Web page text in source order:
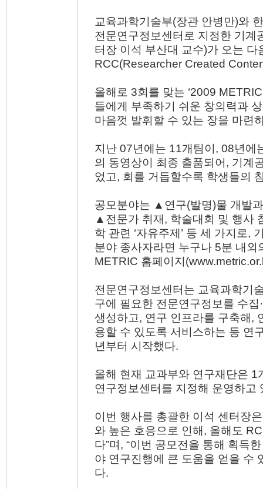
교육과학기술부(장관 안병만)와
전문연구정보센터로 지정한 기계
터장 이석 부산대 교수)가 오는 다
RCC(Researcher Created
올해로 3회를 맞는 ‘2009
들에게 부족하기 쉬운 창의력과
마음껏 발휘할 수 있는 장을 마련
지난 07년에는 11개팀이, 08년에
의 동영상이 최종 출품되어, 기계
었고, 회를 거듭할수록 학생들의
공모분야는 ▲연구(발명)물 개발과
▲전문가 취재, 학술대회 및 행사
학 관련 ‘자유주제’ 등 세 가지로,
분야 종사자라면 누구나 5분 내외
METRIC 홈페이지
전문연구정보센터는 교육과학기
구에 필요한 전문연구정보를 수
생성하고, 연구 인프라를 구축해,
용할 수 있도록 서비스하는 등 연
년부터 시작했다.
올해 현재 교과부와 연구재단은
연구정보센터를 지정해 운영하고
이번 행사를 총괄한 이석 센터장
와 높은 호응으로 인해, 올해도
다”며, “이번 공모전을 통해 획득
야 연구진행에 큰 도움을 얻을 수
다.